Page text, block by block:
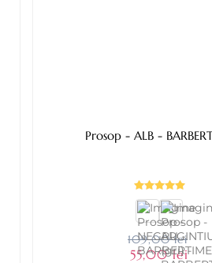
Prosop - ALB -
109,00 lei
55,00 lei